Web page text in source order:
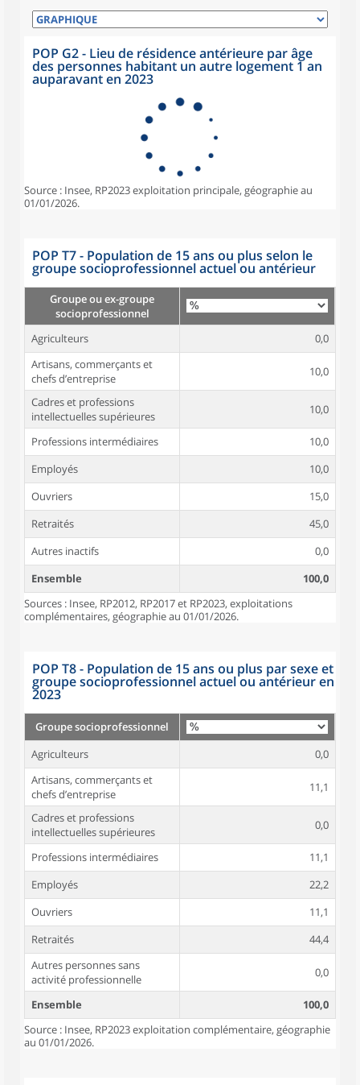
POP G2 - Lieu de résidence antérieure par âge
des personnes habitant un autre logement 1 an
auparavant en 2023
Source : Insee, RP2023 exploitation principale, géographie au
01/01/2026.
POP T7 - Population de 15 ans ou plus selon le
groupe socioprofessionnel actuel ou antérieur
Groupe ou ex-groupe
socioprofessionnel
Agriculteurs
0,0
Artisans, commerçants et
chefs d’entreprise
10,0
Cadres et professions
intellectuelles supérieures
10,0
Professions intermédiaires
10,0
Employés
10,0
Ouvriers
15,0
Retraités
45,0
Autres inactifs
0,0
Ensemble
100,0
Sources : Insee, RP2012, RP2017 et RP2023, exploitations
complémentaires, géographie au 01/01/2026.
POP T8 - Population de 15 ans ou plus par sexe et
groupe socioprofessionnel actuel ou antérieur en
2023
Groupe socioprofessionnel
Agriculteurs
0,0
Artisans, commerçants et
chefs d’entreprise
11,1
Cadres et professions
intellectuelles supérieures
0,0
Professions intermédiaires
11,1
Employés
22,2
Ouvriers
11,1
Retraités
44,4
Autres personnes sans
activité professionnelle
0,0
Ensemble
100,0
Source : Insee, RP2023 exploitation complémentaire, géographie
au 01/01/2026.